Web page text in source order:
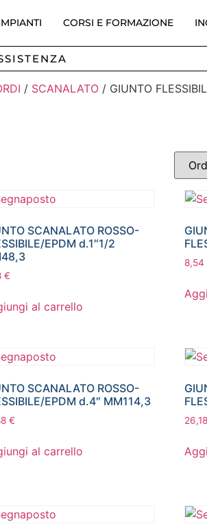
CORSI E FORMAZIONE
/ SCANALATO / GIUNTO
SCANALATO ROSSO-
EPDM d.1″1/2
€
al carrello
8,54
SCANALATO ROSSO-
EPDM d.4″ MM114,3
€
al carrello